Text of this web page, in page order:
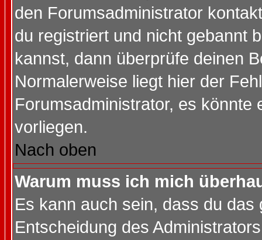
den Forumsadministrator
du registriert und nicht gebannt
kannst, dann überprüfe deinen
Normalerweise liegt hier der
Forumsadministrator, es könnte
vorliegen.
Nach oben
Warum muss ich mich
Es kann auch sein, dass du
Entscheidung des